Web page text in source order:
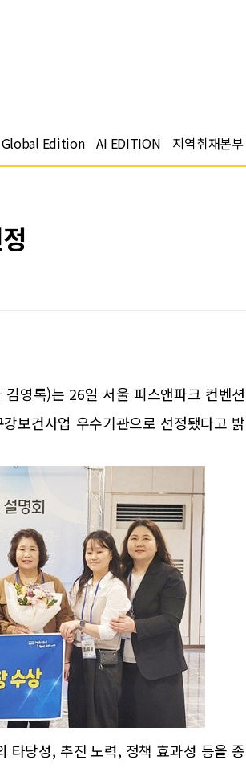
Global Edition AI EDITION 지역취재본부
김영록)는 26일 서울 피스앤파크 컨벤션
보건사업 우수기관으로 선정됐다고 밝
타당성, 추진 노력, 정책 효과성 등을 종